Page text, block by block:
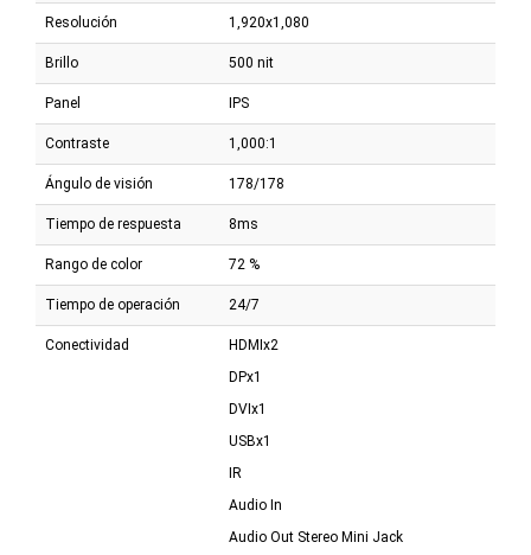
Resolución 1,920x1,080
Brillo 500 nit
Panel IPS
Contraste 1,000:1
Ángulo de visión 178/178
Tiempo de respuesta 8ms
Rango de color 72 %
Tiempo de operación 24/7
Conectividad
HDMIx2
DPx1
DVIx1
USBx1
IR
Audio In
Audio Out Stereo Mini Jack